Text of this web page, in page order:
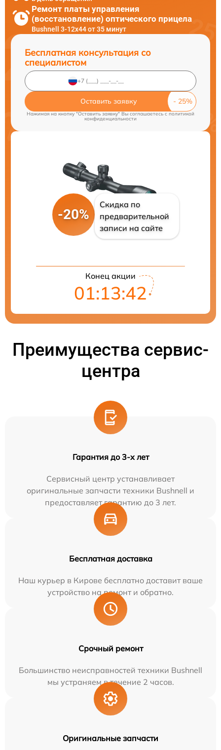
Ремонт платы управления
(восстановление) оптического прицела
Bushnell 3-12x44 от 35 минут
Бесплатная консультация со
специалистом
Оставить заявку
Нажимая на кнопку "Оставить заявку" Вы соглашаетесь cполитикой
конфиденциальности
-20%
Скидка по
предварительной
записи на сайте
Конец акции
01:13:41
Преимущества сервис-
центра
Гарантия до 3-х лет
Сервисный центр устанавливает
оригинальные запчасти техники Bushnell и
предоставляет гарантию до 3 лет.
Бесплатная доставка
Наш курьер в Кирове бесплатно доставит ваше
устройство на ремонт и обратно.
Срочный ремонт
Большинство неисправностей техники Bushnell
мы устраняем в течение 2 часов.
Оригинальные запчасти